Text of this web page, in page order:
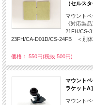
（セルス
マウント
《対応製
21FH/CS-
23FH/CA-D01D/CS-24FB ＜別
価格： 550円(税抜 500円)
マウント
ラケットA
マウント